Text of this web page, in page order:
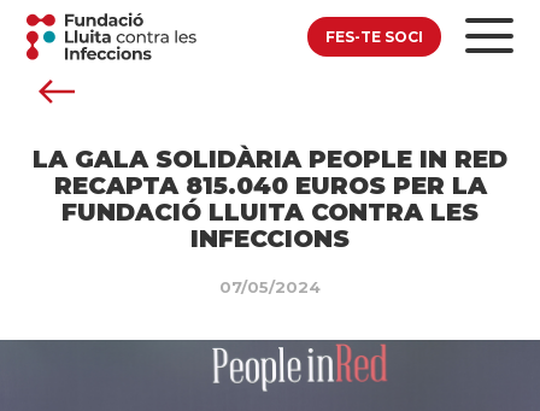
FES-TE SOCI
LA GALA SOLIDÀRIA PEOPLE IN RED
RECAPTA 815.040 EUROS PER LA
FUNDACIÓ LLUITA CONTRA LES
INFECCIONS
07/05/2024